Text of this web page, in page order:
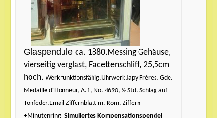
Glaspenduleca. 1880.Messing Gehäuse,
vierseitig verglast, Facettenschliff, 25,5cm
hoch.Werk funktionsfähig.Uhrwerk Japy Frères, Gde.
Medaille d´Honneur, A.1, No. 4690, ½ Std. Schlag auf
Tonfeder,Email Ziffernblatt m. Röm. Ziffern
+Minutenring.Simuliertes Kompensationspendel